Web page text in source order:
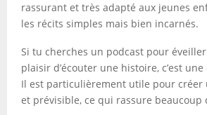
rassurant et très adapté aux jeunes
les récits simples mais bien incarnés.
Si tu cherches un podcast pour
plaisir d’écouter une histoire, c’est
Il est particulièrement utile pour créer
et prévisible, ce qui rassure beaucoup